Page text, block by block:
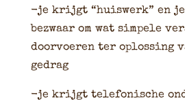
-je krijgt “huiswerk” en
bezwaar om wat simpele
doorvoeren ter oplossing
gedrag
-je krijgt telefonische